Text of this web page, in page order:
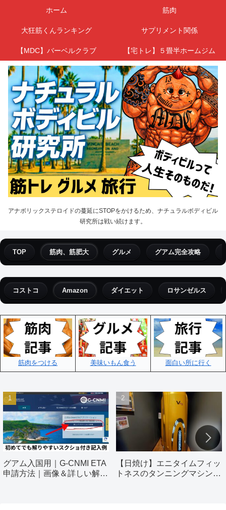
アナボリックステロイドの蔓延にSTOPをかけるため、ナチュラルボディビル
研究所は戦い続けます。
ホーム 筋肉
大狂筋くんランキング サプリメント関係
【MDC】バーベルクラブ 【宅トレ】５畳半ホームジム
TOP 筋肉、筋肥大 グルメ グアム完全攻略
コストコ Amazon ダイエット ロサンゼルス
筋肉をつける 美味いもん食う 面白い所に行く
グアム入国用｜G-CNMI ETA
申請方法｜画像＆詳しい解説
【日焼け】エニタイムフィッ
トネスのタンニングマシン使